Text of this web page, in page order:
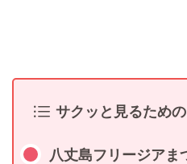
サクッと見るため
八丈島フリージアま